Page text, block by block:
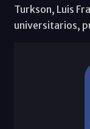
Turkson, Luis
universitarios,